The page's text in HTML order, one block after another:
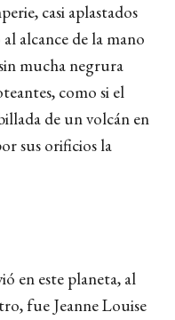
casi aplastados
alcance de la mano
mucha negrura
como si el
de un volcán en
sus orificios la
en este planeta, al
fue Jeanne Louise